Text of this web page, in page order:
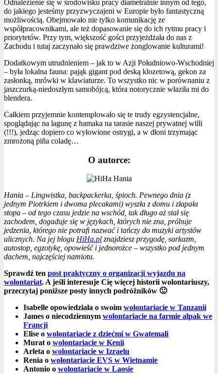
Odnalezienie się w środowisku pracy diametralnie innym od tego,
do jakiego jesteśmy przyzwyczajeni w Europie było fantastyczną
możliwością. Obejmowało nie tylko komunikację ze
współpracownikami, ale też dopasowanie się do ich rytmu pracy i
priorytetów. Przy tym, większość gości przyjeżdżała do nas z
Zachodu i tutaj zaczynało się prawdziwe żonglowanie kulturami!
Dodatkowym utrudnieniem – jak to w Azji Południowo-Wschodniej
– była lokalna fauna: pająk gigant pod deską klozetową, gekon za
zasłonką, mrówki w klawiaturze. To wszystko nic w porównaniu z
jaszczurką-niedoszłym samobójcą, która notorycznie właziła mi do
blendera.
Całkiem przyjemnie kontemplowało się te trudy egzystencjalne,
spoglądając na lagunę z hamaka na tarasie naszej prywatnej willi
(!!!), jedząc dopiero co wyłowione ostrygi, a w dłoni trzymając
zmrożoną piña coladę…
O autorce:
Hania – Lingwistka, backpackerka, śpioch. Pewnego dnia (z
jednym Piotrkiem i dwoma plecakami) wyszła z domu i złapała
stopa – od tego czasu jedzie na wschód, tak długo aż stał się
zachodem, dogaduje się w językach, których nie zna, próbuje
jedzenia, którego nie potrafi nazwać i tańczy do muzyki artystów
ulicznych. Na jej blogu HiHa.pl znajdziesz przygodę, sarkazm,
autostop, egzotykę, opowieść i jednorożce – wszystko pod jednym
dachem, najczęściej namiotu.
Sprawdź ten post praktyczny o organizacji wyjazdu na
wolontariat. A jeśli interesuje Cię więcej historii wolontariuszy,
przeczytaj poniższe posty innych podróżników 🙂
Isabelle opowiedziała o swoim wolontariacie w Tanzanii
James o niecodziennym wolontariacie na farmie alpak we
Francji
Elise o wolontariacie z dziećmi w Gwatemali
Murat o wolontariacie w Kenii
Arleta o wolontariacie w Izraelu
Renia o wolontariacie EVS w Wietnamie
Antonio o wolontariacie w Laosie